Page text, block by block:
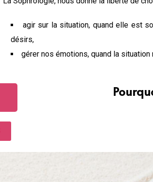
agir sur la situation, quand elle est
désirs,
gérer nos émotions, quand la situation